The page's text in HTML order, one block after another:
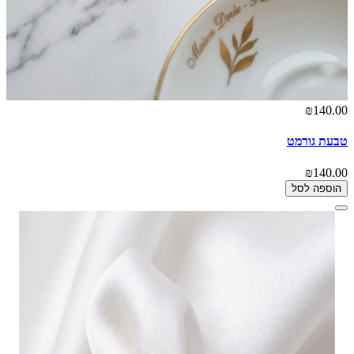
₪140.00
טבעת גורמט
₪140.00
הוספה לסל